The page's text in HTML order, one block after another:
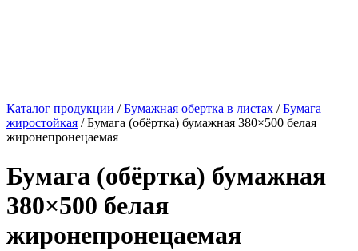
Каталог продукции /Бумажная обертка в листах /Бумага
жиростойкая / Бумага (обёртка) бумажная 380×500 белая
жиронепронецаемая
Бумага (обёртка) бумажная
380×500 белая
жиронепронецаемая